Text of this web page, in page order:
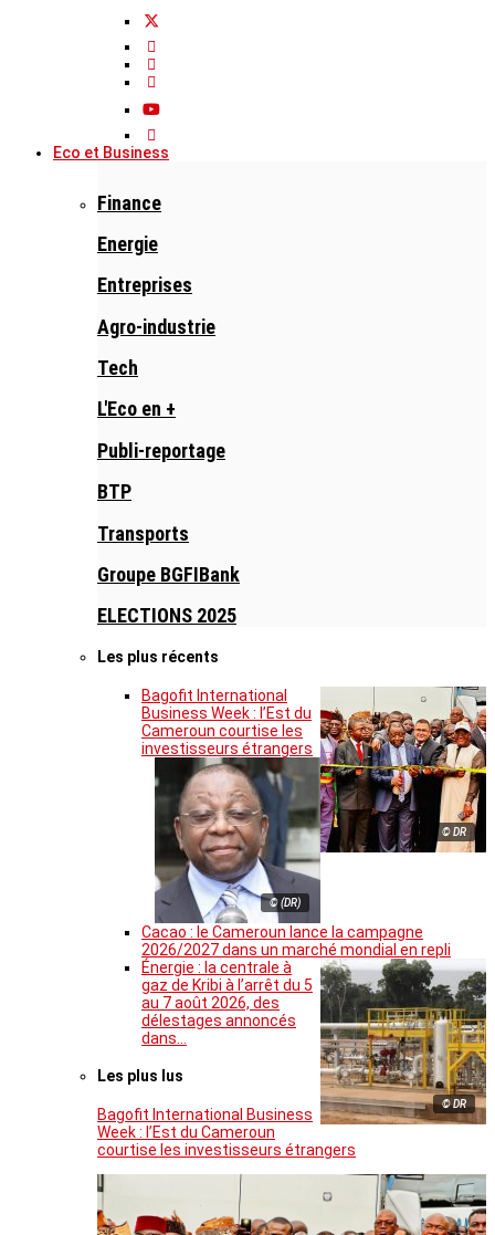
Eco et Business
Finance
Energie
Entreprises
Agro-industrie
Tech
L'Eco en +
Publi-reportage
BTP
Transports
Groupe BGFIBank
ELECTIONS 2025
Les plus récents
© DR
Bagofit International
Business Week : l’Est du
Cameroun courtise les
investisseurs étrangers
© (DR)
Cacao : le Cameroun lance la campagne
2026/2027 dans un marché mondial en repli
© DR
Énergie : la centrale à
gaz de Kribi à l’arrêt du 5
au 7 août 2026, des
délestages annoncés
dans…
Les plus lus
Bagofit International Business
Week : l’Est du Cameroun
courtise les investisseurs étrangers